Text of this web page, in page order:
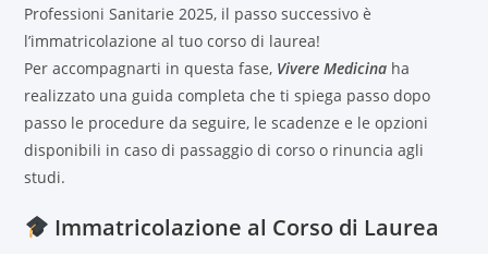
Professioni Sanitarie 2025, il passo successivo è
l’immatricolazione al tuo corso di laurea!
Per accompagnarti in questa fase, Vivere Medicina ha
realizzato una guida completa che ti spiega passo dopo
passo le procedure da seguire, le scadenze e le opzioni
disponibili in caso di passaggio di corso o rinuncia agli
studi.
Immatricolazione al Corso di Laurea